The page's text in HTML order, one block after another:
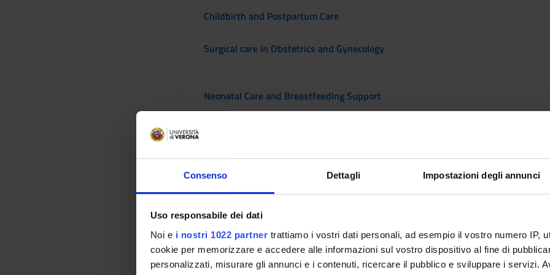
Consenso Dettagli Impostazioni degli annunci
Uso responsabile dei dati
Noi e i nostri 1022 partner trattiamo i vostri dati personali, ad esempio il vostro numero IP,
cookie per memorizzare e accedere alle informazioni sul vostro dispositivo al fine di
personalizzati, misurare gli annunci e i contenuti, ricercare il pubblico e sviluppare i servizi.
Childbirth and Postpartum Care
Surgical care in Obstetrics and Gynecology
Neonatal Care and Breastfeeding Support
General pathophysiology and therapeutic treatments
Medical and Surgical Sciences